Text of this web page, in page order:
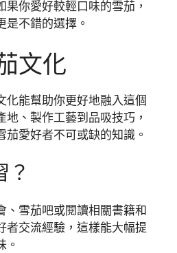
你愛好較輕口味的雪茄，
是不錯的選擇。
文化
化能幫助你更好地融入這個
地、製作工藝到品吸技巧，
茄愛好者不可或缺的知識。
？
、雪茄吧或閱讀相關書籍和
者交流經驗，這樣能大幅提
。